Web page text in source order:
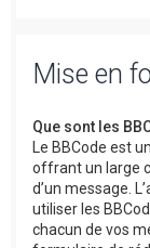
Mise en
Que sont les
Le BBCode est
offrant un large
d’un message.
utiliser les
chacun de vos